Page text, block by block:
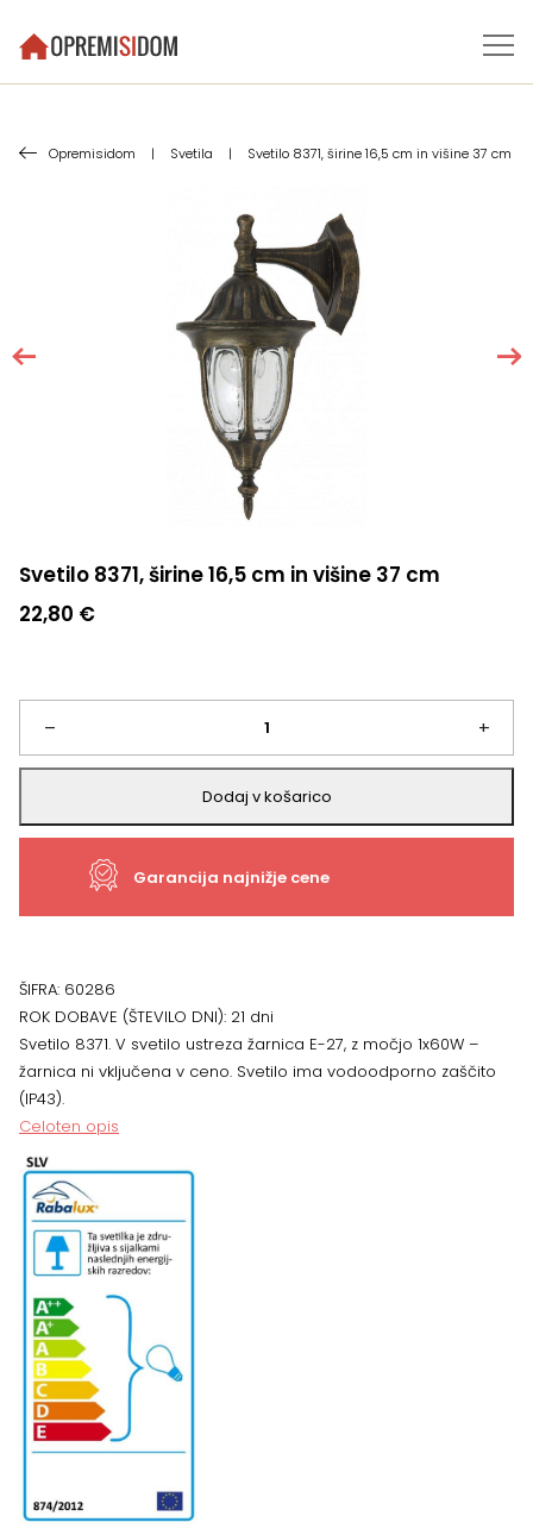
Opremisidom | Svetila | Svetilo 8371, širine 16,5 cm in višine 37 cm
Svetilo 8371, širine 16,5 cm in višine 37 cm
22,80 €
–
Svetilo
8371,
širine
in
37
cm
količina
+
Dodaj v košarico
Garancija najnižje cene
ŠIFRA: 60286
ROK DOBAVE (ŠTEVILO DNI): 21 dni
Svetilo 8371. V svetilo ustreza žarnica E-27, z močjo 1x60W –
žarnica ni vključena v ceno. Svetilo ima vodoodporno zaščito
(IP43).
Celoten opis